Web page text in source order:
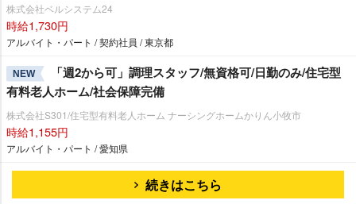
株式会社ベルシステム24
時給1,730円
アルバイト・パート / 契約社員 / 東京都
NEW
「週2から可」調理スタッフ/無資格可/日勤のみ/住宅型
有料老人ホーム/社会保障完備
株式会社S301/住宅型有料老人ホーム ナーシングホームかりん小牧市
時給1,155円
アルバイト・パート / 愛知県
続きはこちら